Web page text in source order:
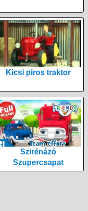
Kicsi piros traktor
Szirénázó
Szupercsapat